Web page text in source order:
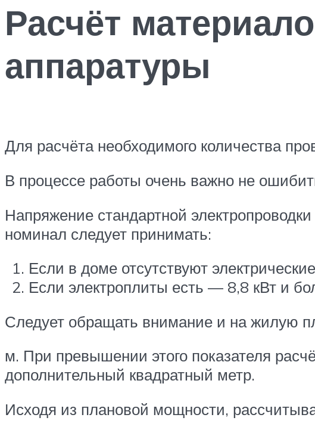
Расчёт
аппаратуры
Для расчёта необходимого количества
В процессе работы очень важно не
Напряжение стандартной
номинал следует принимать:
Если в доме отсутствуют
Если электроплиты есть — 8,8 кВт и
Следует обращать внимание и на жилую
м. При превышении этого показателя
дополнительный квадратный метр.
Исходя из плановой мощности,